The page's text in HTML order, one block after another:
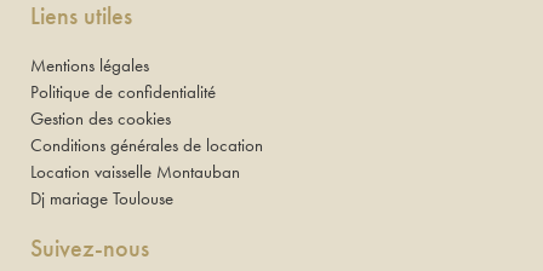
Liens utiles
Mentions légales
Politique de confidentialité
Gestion des cookies
Conditions générales de location
Location vaisselle Montauban
Dj mariage Toulouse
Suivez-nous